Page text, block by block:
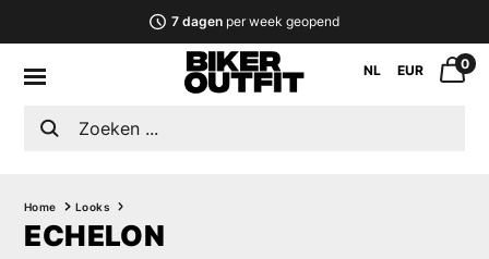
7 dagenper week geopend
NL EUR 0
Home Looks
ECHELON